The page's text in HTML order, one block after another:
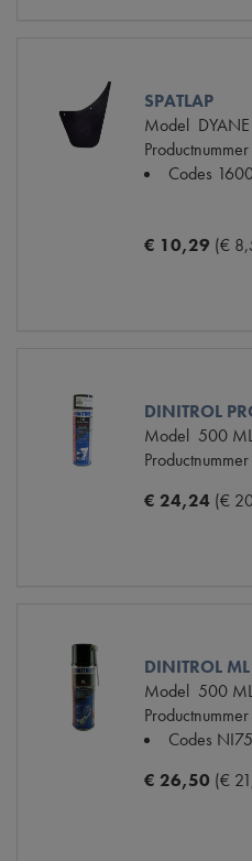
SPATLAP
Model DYANE
Productnummer
Codes
€ 10,29 (€
DINITROL
Model 500
Productnummer
€ 24,24 (€
DINITROL
Model 500
Productnummer
Codes
€ 26,50 (€